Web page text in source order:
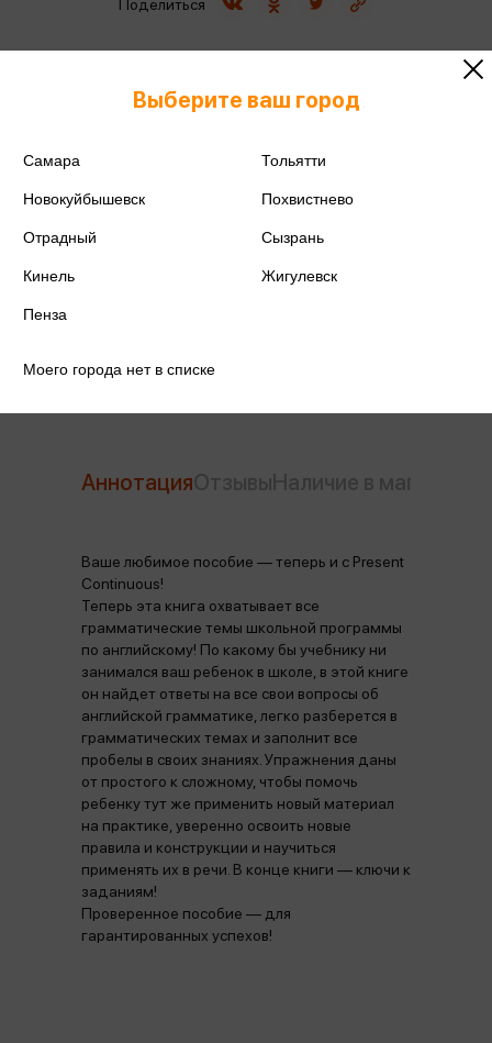
Год издания
Поделиться
Аннотация
Ваше любимое пособие — теперь и с Present
Continuous!
Теперь эта книга охватывает все
грамматические темы школьной программы
по английскому! По какому бы учебнику ни
занимался ваш ребенок в школе, в этой книге
он найдет ответы на все свои вопросы об
английской грамматике, легко разберется в
грамматических темах и заполнит все
пробелы в своих знаниях. Упражнения даны
от простого к сложному, чтобы помочь
ребенку тут же применить новый материал
на практике, уверенно освоить новые
правила и конструкции и научиться
применять их в речи. В конце книги — ключи к
заданиям!
Проверенное пособие — для
гарантированных успехов!
Выберите ваш город
Самара Тольятти
Новокуйбышевск Похвистнево
Отрадный Сызрань
Кинель Жигулевск
Пенза
Моего города нет в списке